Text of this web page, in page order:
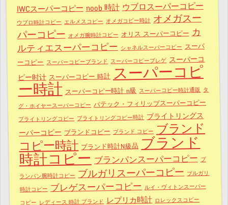
IWCスーパーコピー noob 時計 ウブロスーパーコピー
ウブロ時計コピー エルメスコピー オメガコピー時計 オメガスー
パーコピー オメガ腕時計コピー オリス スーパーコピー カ
ルティエスーパーコピー シャネルスーパーコピー スーパ
ーコピー スーパーコピーブランド スーパーコピーブレゲ スーパーコ
ピー时计 スーパーコピー 時計 スーパーコピ
ー時計 スーパーコピー時計 n級 スーパーコピー時計通販 タ
グ・ホイヤースーパーコピー パテック・フィリップスーパーコピー
ブライトリングコピー ブライトリングコピー時計 ブライトリングス
ーパーコピー ブランドコピー ブランド コピー ブランド
コピー時計 ブランド時計N級品 ブランド
時計コピー ブランパンスーパーコピー ブ
ランパン腕時計コピー ブルガリスーパーコピー ブルガリ
時計コピー ブレゲスーパーコピー ルイ・ヴィトンスーパー
コピー レディース 時計 ブランド レプリカ時計 ロレックスコピー